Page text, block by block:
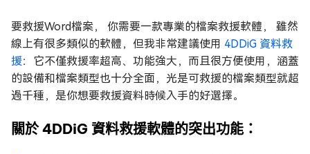
要救援Word檔案， 你需要一款專業的檔案救援軟體， 雖然
線上有很多類似的軟體，但我非常建議使用 4DDiG 資料救
援：它不僅救援率超高、功能強大，而且很方便使用，涵蓋
的設備和檔案類型也十分全面，光是可救援的檔案類型就超
過千種，是你想要救援資料時候入手的好選擇。
關於 4DDiG 資料救援軟體的突出功能：